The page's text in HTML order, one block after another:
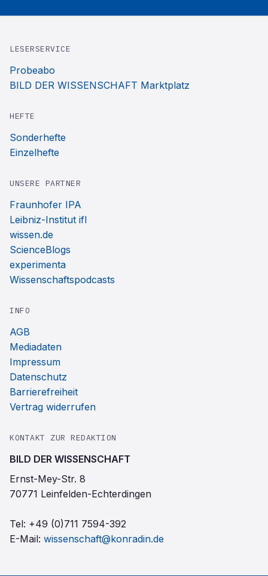
LESERSERVICE
Probeabo
BILD DER WISSENSCHAFT Marktplatz
HEFTE
Sonderhefte
Einzelhefte
UNSERE PARTNER
Fraunhofer IPA
Leibniz-Institut ifl
wissen.de
ScienceBlogs
experimenta
Wissenschaftspodcasts
INFO
AGB
Mediadaten
Impressum
Datenschutz
Barrierefreiheit
Vertrag widerrufen
KONTAKT ZUR REDAKTION
BILD DER WISSENSCHAFT
Ernst-Mey-Str. 8
70771 Leinfelden-Echterdingen
Tel: +49 (0)711 7594-392
E-Mail: wissenschaft@konradin.de